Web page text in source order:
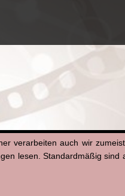
verarbeiten auch wir
lesen. Standardmäßig